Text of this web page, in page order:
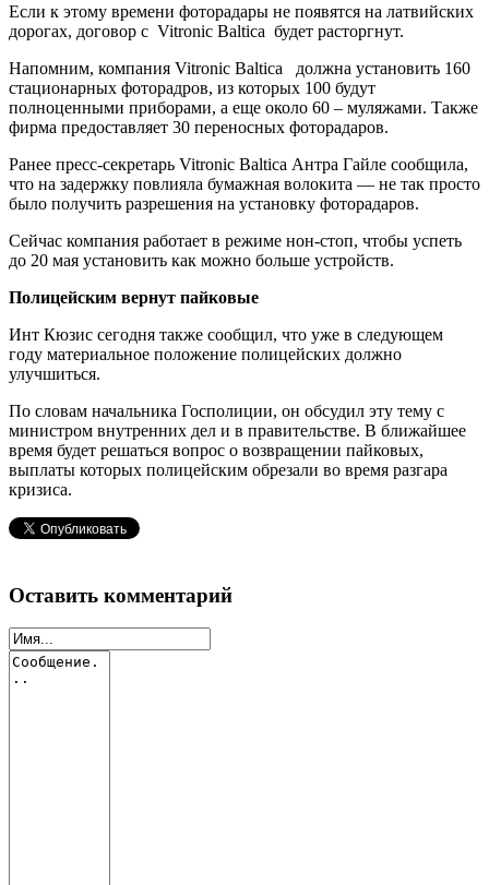
Если к этому времени фоторадары не появятся на латвийских
дорогах, договор с Vitronic Baltica будет расторгнут.
Напомним, компания Vitronic Baltica должна установить 160
стационарных фоторадров, из которых 100 будут
полноценными приборами, а еще около 60 – муляжами. Также
фирма предоставляет 30 переносных фоторадаров.
Ранее пресс-секретарь Vitronic Baltica Антра Гайле сообщила,
что на задержку повлияла бумажная волокита — не так просто
было получить разрешения на установку фоторадаров.
Сейчас компания работает в режиме нон-стоп, чтобы успеть
до 20 мая установить как можно больше устройств.
Полицейским вернут пайковые
Инт Кюзис сегодня также сообщил, что уже в следующем
году материальное положение полицейских должно
улучшиться.
По словам начальника Госполиции, он обсудил эту тему с
министром внутренних дел и в правительстве. В ближайшее
время будет решаться вопрос о возвращении пайковых,
выплаты которых полицейским обрезали во время разгара
кризиса.
Оставить комментарий